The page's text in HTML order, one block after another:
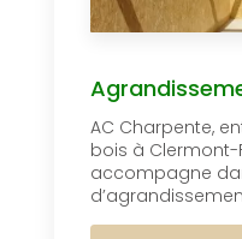
AC Charpente,
bois à Clermont-
accompagne